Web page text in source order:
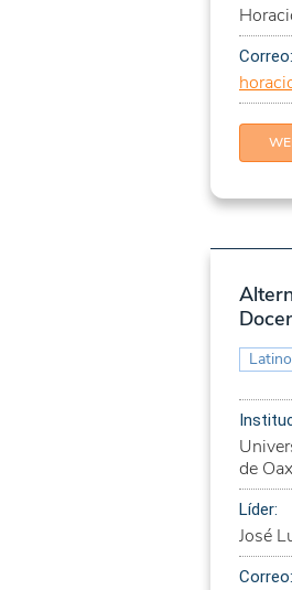
los estudiantes nativos y aborígenes
universitarios con discapacidad
pública y cultura política en América
Correo:
de
Líder:
José
Correo: